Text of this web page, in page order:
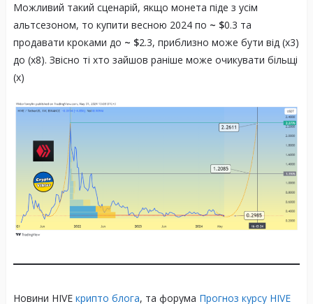
Спільнота та соціальна взаємодія
Фінансові транзакції
Можливий такий сценарій, якщо монета піде з усім
альтсезоном, то купити весною 2024 по ~ $0.3 та
продавати кроками до ~ $2.3, приблизно може бути від (х3)
до (х8). Звісно ті хто зайшов раніше може очикувати більщі
(х)
Новини HIVE крипто блога, та форума Прогноз курсу HIVE